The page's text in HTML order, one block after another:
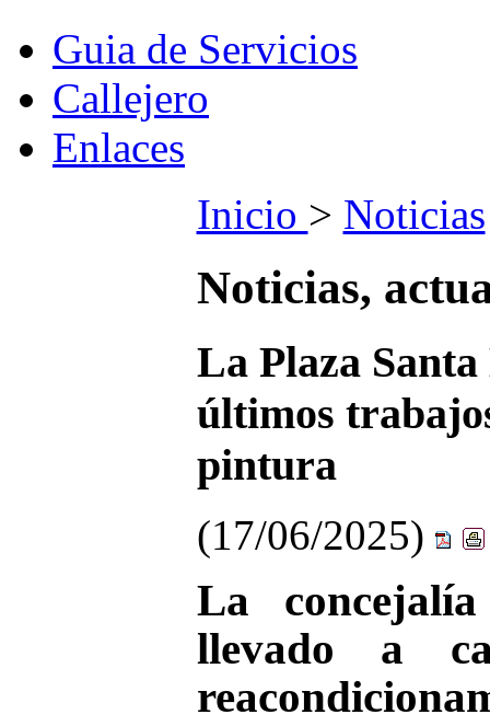
Guia de Servicios
Callejero
Enlaces
Inicio > Noticias
Noticias,
La Plaza
últimos
pintura
(17/06/2025)
La
llevado a